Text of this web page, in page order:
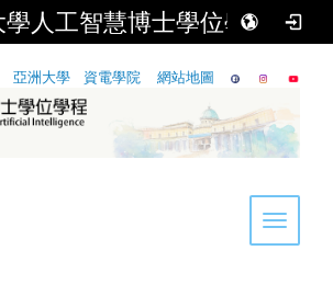
人工智慧博士學位學程
亞洲大學 資電學院 網站地圖
Toggle